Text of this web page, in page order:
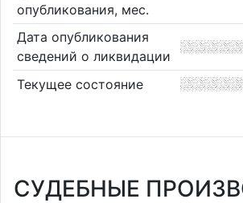
опубликования, мес.
Дата опубликования
сведений о ликвидации
Текущее состояние
СУДЕБНЫЕ